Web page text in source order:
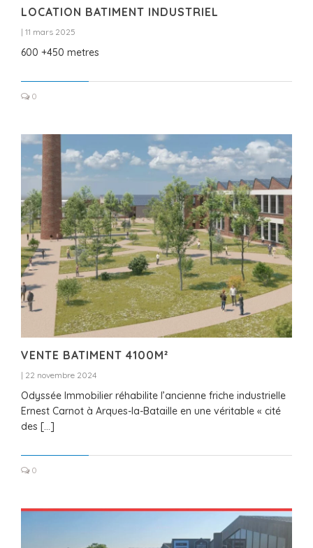
LOCATION BATIMENT INDUSTRIEL
| 11 mars 2025
600 +450 metres
0
VENTE BATIMENT 4100M²
| 22 novembre 2024
Odyssée Immobilier réhabilite l’ancienne friche industrielle
Ernest Carnot à Arques-la-Bataille en une véritable « cité
des […]
0